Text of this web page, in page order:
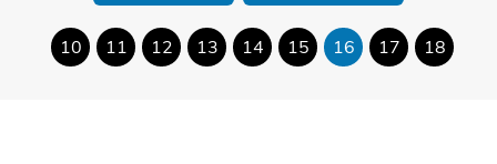
10 11 12 13 14 15 16 17 18